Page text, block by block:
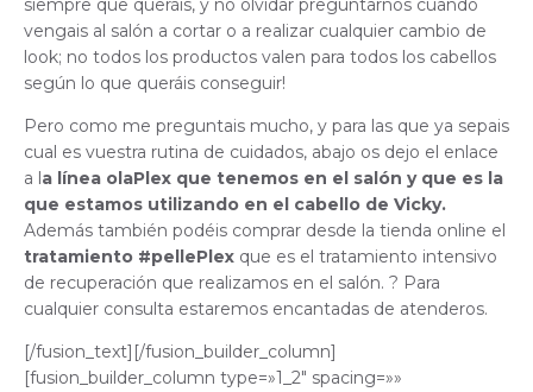
siempre que queráis, y no olvidar preguntarnos cuando
vengais al salón a cortar o a realizar cualquier cambio de
look; no todos los productos valen para todos los cabellos
según lo que queráis conseguir!
Pero como me preguntais mucho, y para las que ya sepais
cual es vuestra rutina de cuidados, abajo os dejo el enlace
a l a línea olaPlex que tenemos en el salón y que es la
que estamos utilizando en el cabello de Vicky.
Además también podéis comprar desde la tienda online el
tratamiento #pellePlex que es el tratamiento intensivo
de recuperación que realizamos en el salón. ? Para
cualquier consulta estaremos encantadas de atenderos.
[/fusion_text][/fusion_builder_column]
[fusion_builder_column type=»1_2″ spacing=»»